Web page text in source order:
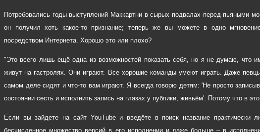
Потребовались годы выступлений Маккартни в сырых подвалах перед пьяными
он получил хоть какое-то признание; теперь же вы можете в одно
посредством Интернета. Хорошо это или плохо?
"Это всего лишь ещё одна из возможностей показать себя, но я не думаю, что
живут на гастролях. Они играют. Все хорошие команды умеют играть. Даже
самом деле сидят и что-то вам играют. Я всегда говорю детям: 'Не просто
состоянии сесть и исполнить запись на глазах у публики, живьём'. Потому что в
Если вы зайдете на сайт YouTube и введёте в поиск название практически
бесчисленное множество версий в его исполнении и даже больше – в